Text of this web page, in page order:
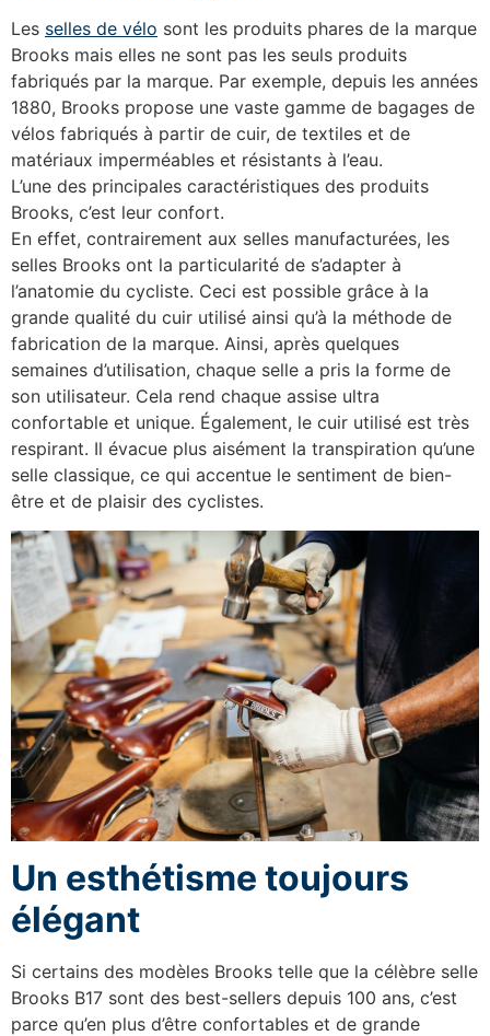
Les selles de vélo sont les produits phares de la marque
Brooks mais elles ne sont pas les seuls produits
fabriqués par la marque. Par exemple, depuis les années
1880, Brooks propose une vaste gamme de bagages de
vélos fabriqués à partir de cuir, de textiles et de
matériaux imperméables et résistants à l’eau.
L’une des principales caractéristiques des produits
Brooks, c’est leur confort.
En effet, contrairement aux selles manufacturées, les
selles Brooks ont la particularité de s’adapter à
l’anatomie du cycliste. Ceci est possible grâce à la
grande qualité du cuir utilisé ainsi qu’à la méthode de
fabrication de la marque. Ainsi, après quelques
semaines d’utilisation, chaque selle a pris la forme de
son utilisateur. Cela rend chaque assise ultra
confortable et unique. Également, le cuir utilisé est très
respirant. Il évacue plus aisément la transpiration qu’une
selle classique, ce qui accentue le sentiment de bien-
être et de plaisir des cyclistes.
Un esthétisme toujours
élégant
Si certains des modèles Brooks telle que la célèbre selle
Brooks B17 sont des best-sellers depuis 100 ans, c’est
parce qu’en plus d’être confortables et de grande